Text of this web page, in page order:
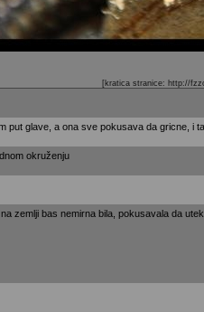
[kratica stranice: http://
put glave, a ona sve pokusava da gricne, i
okruženju
zemlji bas nemirna bila, pokusavala da